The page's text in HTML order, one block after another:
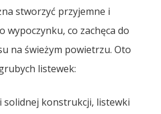
stworzyć przyjemne i
wypoczynku, co zachęca do
na świeżym powietrzu. Oto
listewek:
solidnej konstrukcji, listewki